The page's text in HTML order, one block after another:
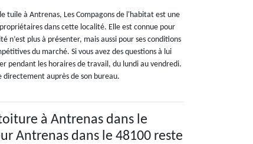
tuile à Antrenas, Les Compagons de l'habitat est une
dans cette localité. Elle est connue pour
n’est plus à présenter, mais aussi pour ses conditions
du marché. Si vous avez des questions à lui
pendant les horaires de travail, du lundi au vendredi.
directement auprès de son bureau.
à Antrenas dans le
Antrenas dans le 48100 reste